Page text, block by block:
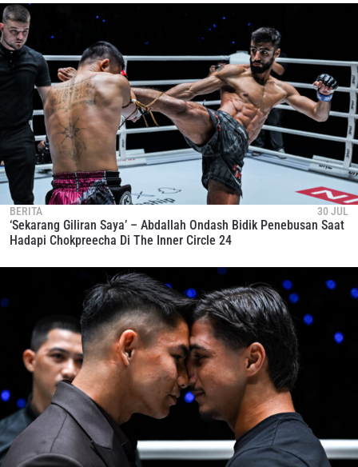
BERITA 30 JUL
‘Sekarang Giliran Saya’ – Abdallah Ondash Bidik Penebusan Saat
Hadapi Chokpreecha Di The Inner Circle 24